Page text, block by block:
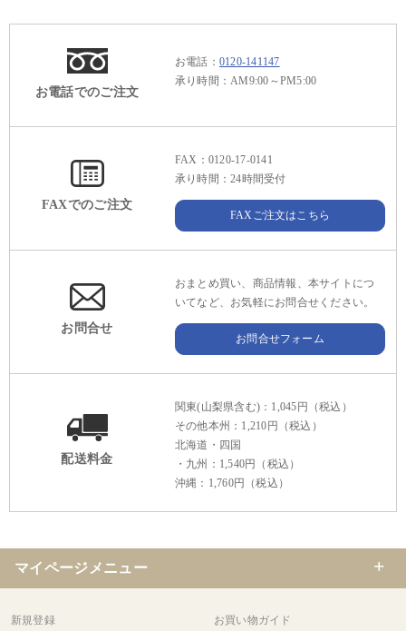
お電話でのご注文
お電話： 0120-141147
承り時間：AM9:00～PM5:00
FAXでのご注文
FAX：0120-17-0141
承り時間：24時間受付
FAXご注文はこちら
お問合せ
おまとめ買い、商品情報、本サイトにつ
いてなど、お気軽にお問合せください。
お問合せフォーム
配送料金
関東(山梨県含む)：1,045円（税込）
その他本州：1,210円（税込）
北海道・四国
・九州：1,540円（税込）
沖縄：1,760円（税込）
マイページメニュー
新規登録 お買い物ガイド